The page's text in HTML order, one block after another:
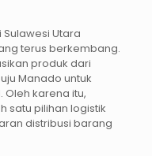
Utara
terus berkembang.
produk dari
Manado untuk
karena itu,
satu pilihan logistik
distribusi barang